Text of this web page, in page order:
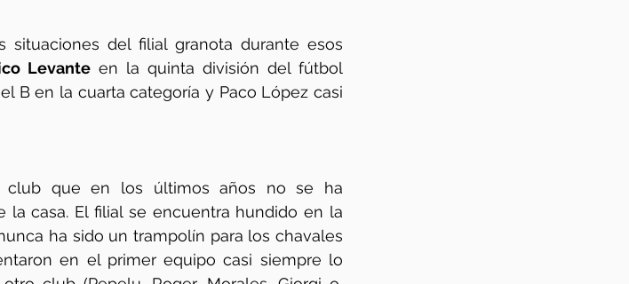
del filial granota durante esos
Levante en la quinta división del fútbol
B en la cuarta categoría y Paco López casi
que en los últimos años no se ha
casa. El filial se encuentra hundido en la
ha sido un trampolín para los chavales
en el primer equipo casi siempre lo